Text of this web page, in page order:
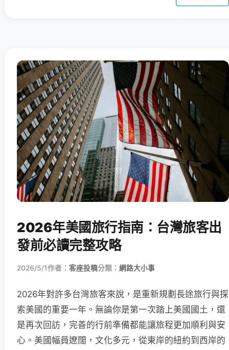
2026年美國旅行指南：台灣旅客出
發前必讀完整攻略
2026/5/1作者： 客座投稿分類： 網路大小事
2026年對許多台灣旅客來說，是重新規劃長途旅行與探
索美國的重要一年。無論你是第一次踏上美國國土，還
是再次回訪，完善的行前準備都能讓旅程更加順利與安
心。美國幅員遼闊，文化多元，從東岸的紐約到西岸的